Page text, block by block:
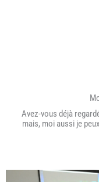
Avez-vous déjà
mais, moi aussi je